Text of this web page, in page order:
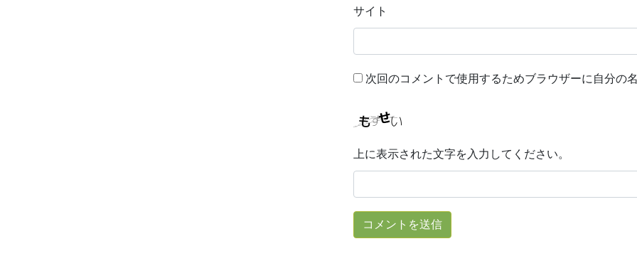
サイト
次回のコメントで使用するためブラウザーに自分の
上に表示された文字を入力してください。